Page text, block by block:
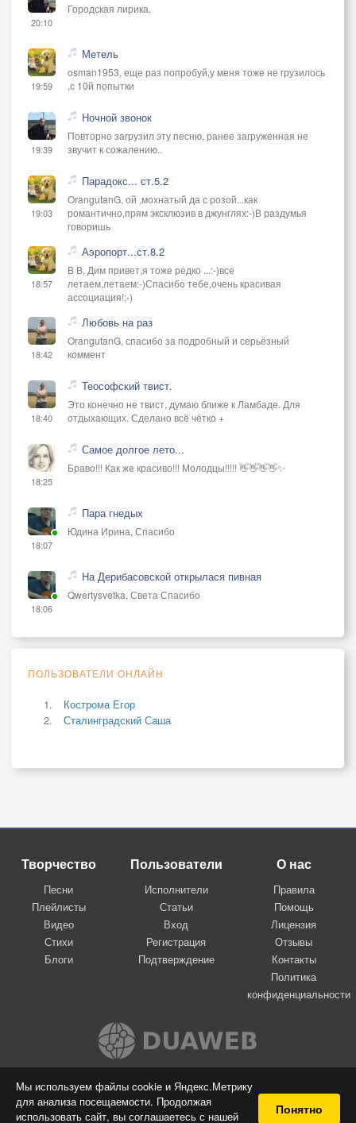
Мы используем файлы cookie и Яндекс.Метрику
для анализа посещаемости. Продолжая
использовать сайт, вы соглашаетесь с нашей
Понятно
20:10
Городская лирика.
19:59
Метель
osman1953, еще раз попробуй,у меня тоже не грузилось
,с 10й попытки
19:39
Ночной звонок
Повторно загрузил эту песню, ранее загруженная не
звучит к сожалению..
19:03
Парадокс... ст.5.2
OrangutanG, ой ,мохнатый да с розой...как
романтично,прям эксклюзив в джунглях:-)В раздумья
говоришь
18:57
Аэропорт...ст.8.2
В В, Дим привет,я тоже редко ...:-)все
летаем,летаем:-)Спасибо тебе,очень красивая
ассоциация!;-)
18:42
Любовь на раз
OrangutanG, спасибо за подробный и серьёзный
коммент
18:40
Теософский твист.
Это конечно не твист, думаю ближе к Ламбаде. Для
отдыхающих. Сделано всё чётко +
18:25
Самое долгое лето...
Браво!!! Как же красиво!!! Молодцы!!!!! 👋👋👋👋✨
18:07
Пара гнедых
Юдина Ирина, Спасибо
18:06
На Дерибасовской открылася пивная
Qwertysvetka, Света Спасибо
ПОЛЬЗОВАТЕЛИ ОНЛАЙН
Кострома Егор
Сталинградский Саша
Творчество
Песни
Плейлисты
Видео
Стихи
Блоги
Пользователи
Исполнители
Статьи
Вход
Регистрация
Подтверждение
О нас
Правила
Помощь
Лицензия
Отзывы
Контакты
Политика
конфиденциальности
Вконтакте
© 2009-2026 Я-пою
Музыкальный сайт самовыражения